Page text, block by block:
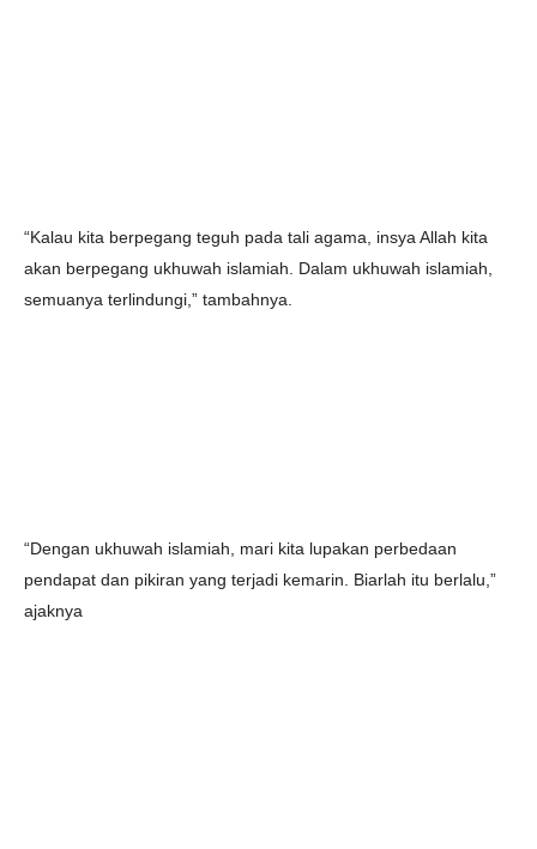
“Kalau kita berpegang teguh pada tali agama, insya Allah kita
akan berpegang ukhuwah islamiah. Dalam ukhuwah islamiah,
semuanya terlindungi,” tambahnya.
“Dengan ukhuwah islamiah, mari kita lupakan perbedaan
pendapat dan pikiran yang terjadi kemarin. Biarlah itu berlalu,”
ajaknya